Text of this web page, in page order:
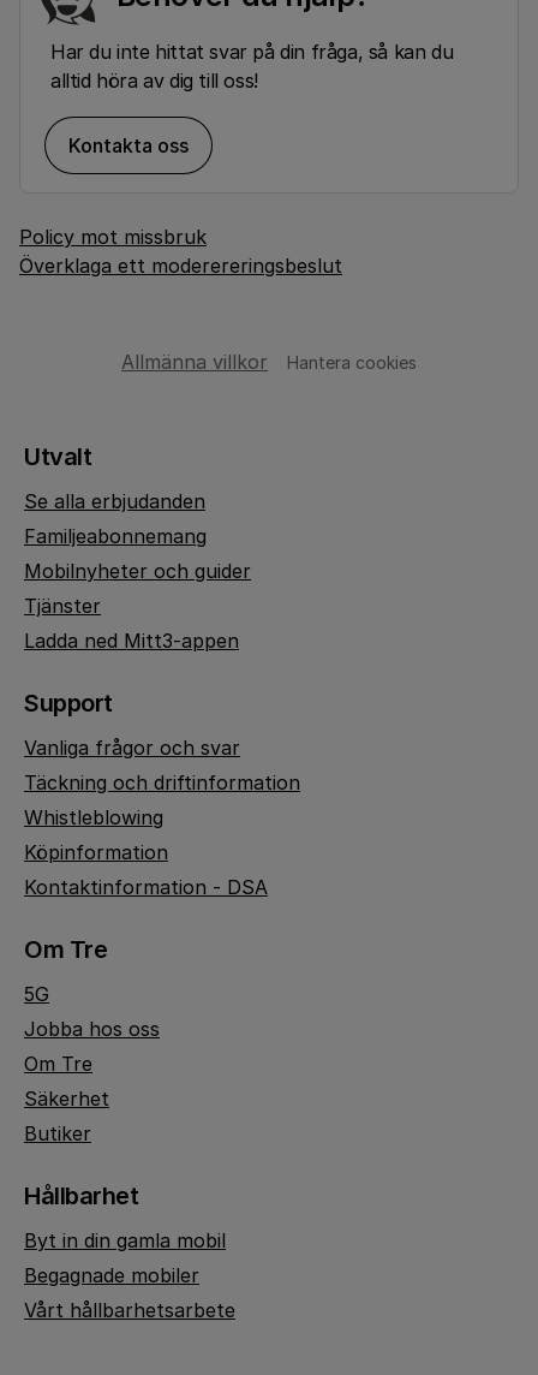
Har du inte hittat svar på din fråga, så kan du
alltid höra av dig till oss!
Kontakta oss
Policy mot missbruk
Överklaga ett moderereringsbeslut
Allmänna villkor Hantera cookies
Utvalt
Se alla erbjudanden
Familjeabonnemang
Mobilnyheter och guider
Tjänster
Ladda ned Mitt3-appen
Support
Vanliga frågor och svar
Täckning och driftinformation
Whistleblowing
Köpinformation
Kontaktinformation - DSA
Om Tre
5G
Jobba hos oss
Om Tre
Säkerhet
Butiker
Hållbarhet
Byt in din gamla mobil
Begagnade mobiler
Vårt hållbarhetsarbete